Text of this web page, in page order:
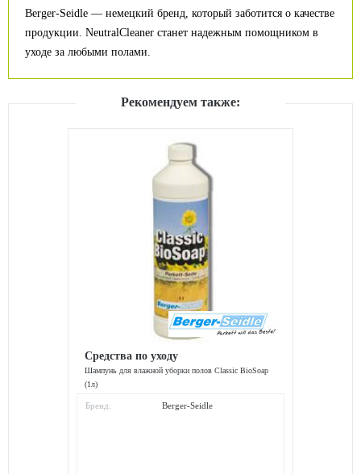
Berger-Seidle — немецкий бренд, который заботится о качестве
продукции. NeutralCleaner станет надежным помощником в
уходе за любыми полами.
Рекомендуем также:
Средства по уходу
Шампунь для влажной уборки полов Classic BioSoap
(1л)
Бренд: Berger-Seidle